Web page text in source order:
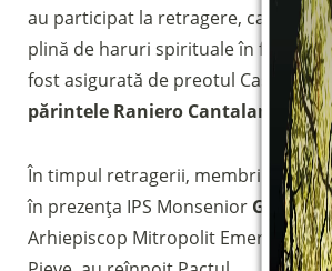
au participat la retragere, care este
plină de haruri spirituale în fiecare
fost asigurată de preotul Casei
părintele Raniero Cantalamessa.
În timpul retragerii, membrii
în prezența IPS Monsenior
Arhiepiscop Mitropolit Emerit de
Sostieni la Comunità
Fai una donazione sul nostro
IBAN:
(clicca per copiare)